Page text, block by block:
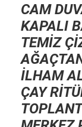
CAM
KAPALI
TEMİZ
İLHAM
ÇAY